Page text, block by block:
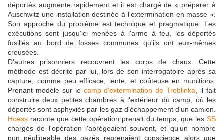
déportés augmente rapidement et il est chargé de « préparer à
Auschwitz une installation destinée à l'extermination en masse ».
Son approche du problème est technique et pragmatique. Les
exécutions sont jusqu'ici menées à l'arme à feu, les déportés
fusillés au bord de fosses communes qu'ils ont eux-mêmes
creusées.
D'autres prisonniers recouvrent les corps de chaux. Cette
méthode est décrite par lui, lors de son interrogatoire après sa
capture, comme peu efficace, lente, et coûteuse en munitions.
Prenant modèle sur le camp d'extermination de Treblinka , il fait
construire deux petites chambres à l'extérieur du camp, où les
déportés sont asphyxiés par les gaz d'échappement d'un camion.
Hoess raconte que cette opération prenait du temps, que les SS
chargés de l'opération l'abrégeaient souvent, et qu'un nombre
non négligeable des gazés reprenaient conscience alors que